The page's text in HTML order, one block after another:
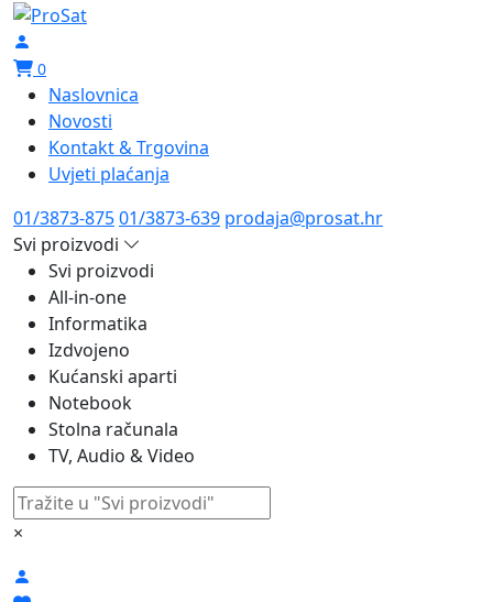
0
Naslovnica
Novosti
Kontakt & Trgovina
Uvjeti plaćanja
01/3873-87501/3873-639 prodaja@prosat.hr
Svi proizvodi
Svi proizvodi
All-in-one
Informatika
Izdvojeno
Kućanski aparti
Notebook
Stolna računala
TV, Audio & Video
×